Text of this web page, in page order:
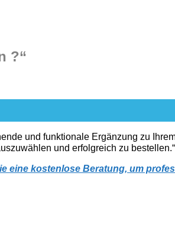
?“
und funktionale Ergänzung zu
und erfolgreich zu bestellen.“
eine kostenlose Beratung, um